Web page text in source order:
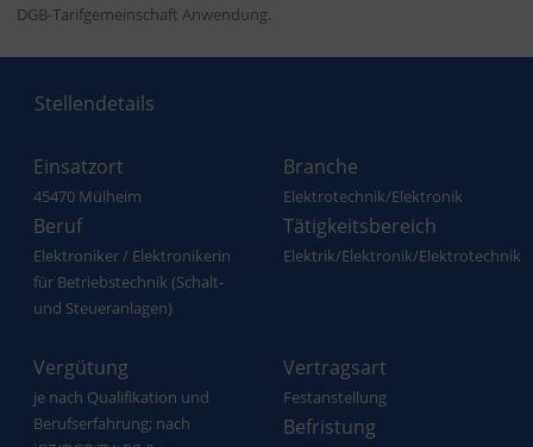
DGB-Tarifgemeinschaft Anwendung.
Stellendetails
Einsatzort
45470 Mülheim
Branche
Elektrotechnik/Elektronik
Beruf
Elektroniker / Elektronikerin
für Betriebstechnik (Schalt-
und Steueranlagen)
Tätigkeitsbereich
Elektrik/Elektronik/Elektrotechnik
Vergütung
je nach Qualifikation und
Berufserfahrung; nach
Vertragsart
Festanstellung
Befristung